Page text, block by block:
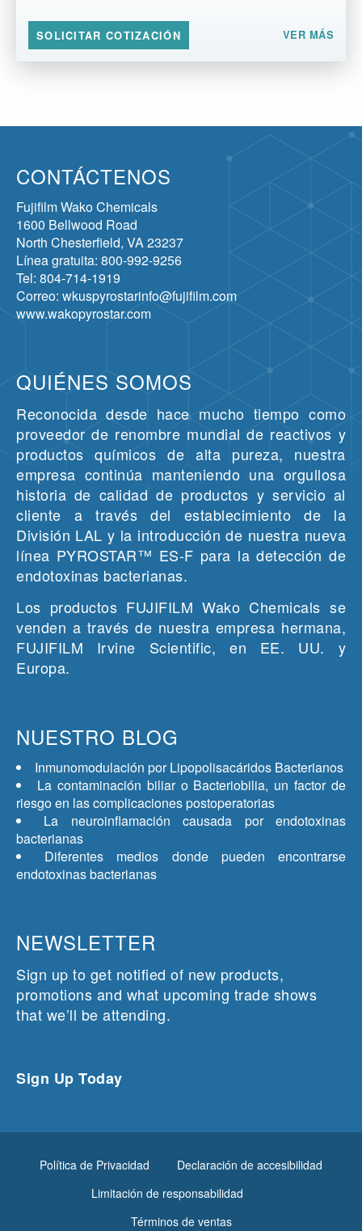
SOLICITAR COTIZACIÓN VER MÁS
CONTÁCTENOS
Fujifilm Wako Chemicals
1600 Bellwood Road
North Chesterfield, VA 23237
Línea gratuita: 800-992-9256
Tel: 804-714-1919
Correo: wkuspyrostarinfo@fujifilm.com
www.wakopyrostar.com
QUIÉNES SOMOS
Reconocida desde hace mucho tiempo como
proveedor de renombre mundial de reactivos y
productos químicos de alta pureza, nuestra
empresa continúa manteniendo una orgullosa
historia de calidad de productos y servicio al
cliente a través del establecimiento de la
División LAL y la introducción de nuestra nueva
línea PYROSTAR™ ES-F para la detección de
endotoxinas bacterianas.
Los productos FUJIFILM Wako Chemicals se
venden a través de nuestra empresa hermana,
FUJIFILM Irvine Scientific, en EE. UU. y
Europa.
NUESTRO BLOG
Inmunomodulación por Lipopolisacáridos Bacterianos
La contaminación biliar o Bacteriobilia, un factor de
riesgo en las complicaciones postoperatorias
La neuroinflamación causada por endotoxinas
bacterianas
Diferentes medios donde pueden encontrarse
endotoxinas bacterianas
NEWSLETTER
Sign up to get notified of new products,
promotions and what upcoming trade shows
that we’ll be attending.
Sign Up Today
Política de Privacidad
Declaración de accesibilidad
Limitación de responsabilidad
Términos de ventas